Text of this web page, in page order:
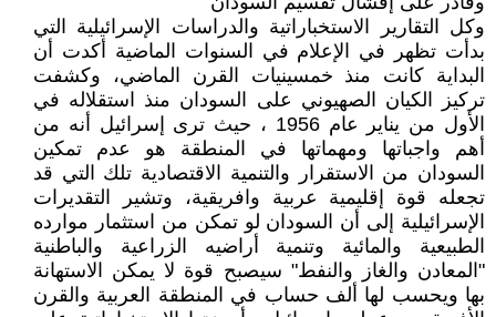
وكل التقارير الاستخباراتية والدراسات الإسرائيلية التي
بدأت تظهر في الإعلام في السنوات الماضية أكدت أن
البداية كانت منذ خمسينيات القرن الماضي، وكشفت
تركيز الكيان الصهيوني على السودان منذ استقلاله في
الأول من يناير عام 1956 ، حيث ترى إسرائيل أنه من
أهم واجباتها ومهماتها في المنطقة هو عدم تمكين
السودان من الاستقرار والتنمية الاقتصادية تلك التي قد
تجعله قوة إقليمية عربية وافريقية، وتشير التقديرات
الإسرائيلية إلى أن السودان لو تمكن من استثمار موارده
الطبيعية والمائية وتنمية أراضيه الزراعية والباطنية
"المعادن والغاز والنفط" سيصبح قوة لا يمكن الاستهانة
بها ويحسب لها ألف حساب في المنطقة العربية والقرن